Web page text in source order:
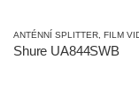
ANTÉNNÍ SPLITTER FILM
Shure UA844SWB